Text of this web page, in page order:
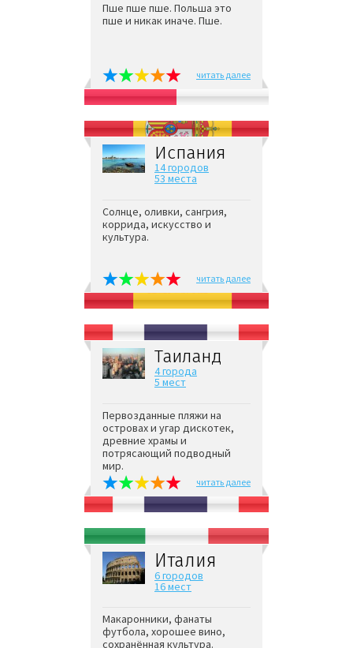
Пше пше пше. Польша это
пше и никак иначе. Пше.
читать далее
Испания
14 городов
53 места
Солнце, оливки, сангрия,
коррида, искусство и
культура.
читать далее
Таиланд
4 города
5 мест
Первозданные пляжи на
островах и угар дискотек,
древние храмы и
потрясающий подводный
мир.
читать далее
Италия
6 городов
16 мест
Макаронники, фанаты
футбола, хорошее вино,
сохранённая культура.